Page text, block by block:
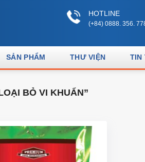
HOTLINE
(+84) 0888. 356.
SẢN PHẨM THƯ VIỆN TIN
BỎ VI KHUẨN”